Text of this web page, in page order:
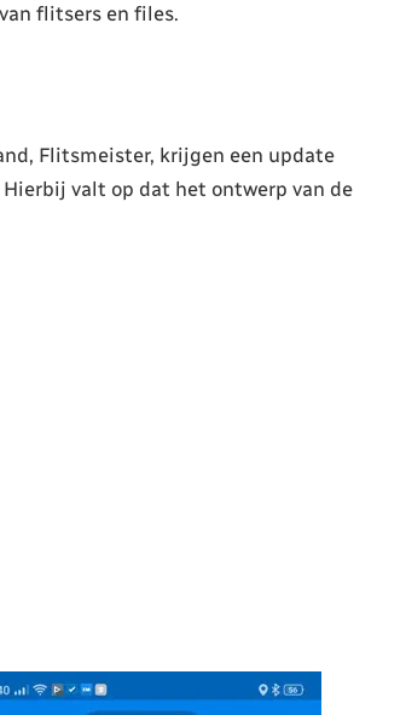
flitsers en files.
Flitsmeister, krijgen een update
valt op dat het ontwerp van de